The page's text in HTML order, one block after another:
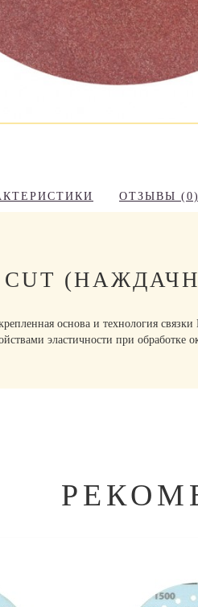
ОТЗЫВЫ (0)
CUT
основа и технология
эластичности при